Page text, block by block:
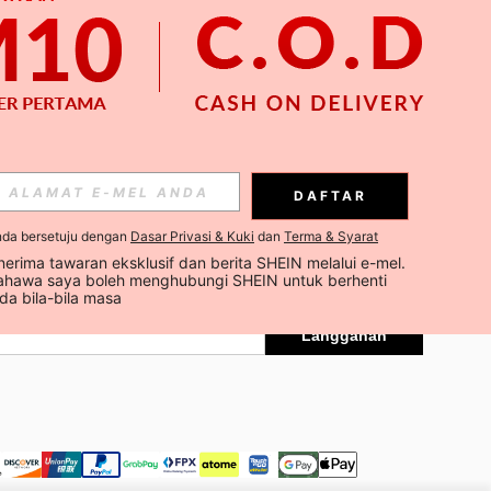
APP
Langganan
Langganan
DAFTAR
bersetuju dengan Dasar Privasi & Kuki dan Terma & Syarat
tawaran eksklusif dan berita SHEIN melalui e-mel.
saya boleh menghubungi SHEIN untuk berhenti
bila-bila masa